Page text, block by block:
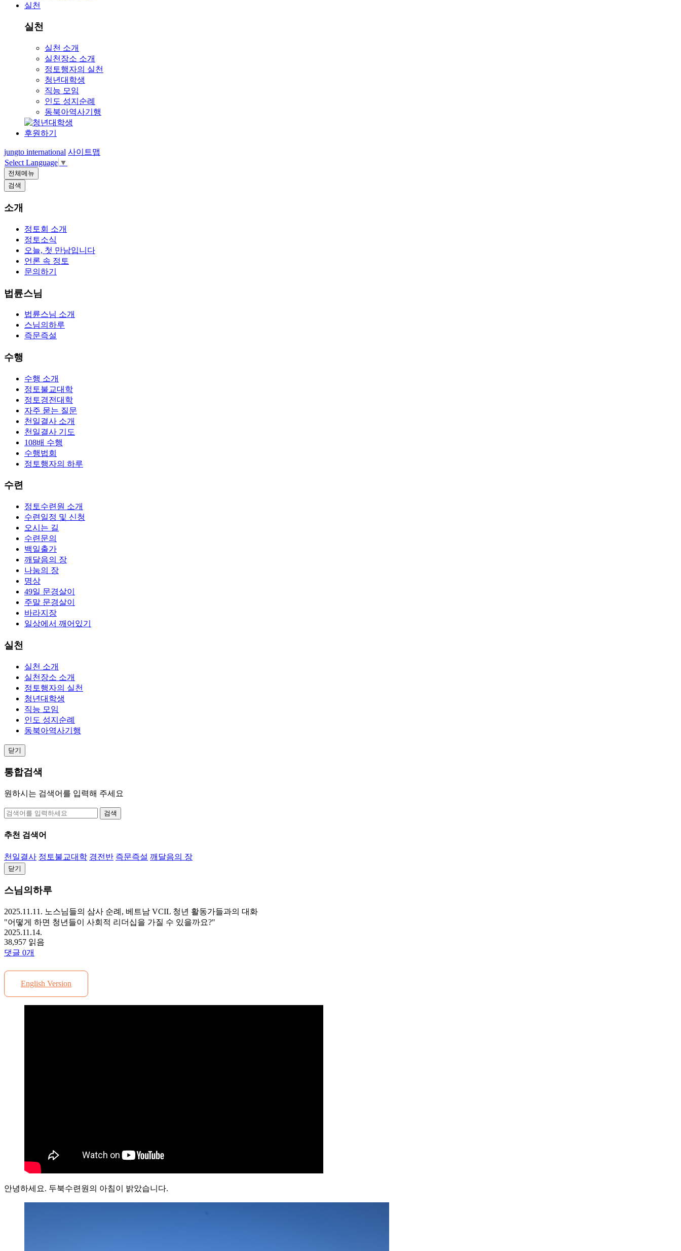
실천
실천
실천 소개
실천장소 소개
정토행자의 실천
청년대학생
직능 모임
인도 성지순례
동북아역사기행
후원하기
jungto international 사이트맵
Select Language ▼
전체메뉴
검색
소개
정토회 소개
정토소식
오늘, 첫 만남입니다
언론 속 정토
문의하기
법륜스님
법륜스님 소개
스님의하루
즉문즉설
수행
수행 소개
정토불교대학
정토경전대학
자주 묻는 질문
천일결사 소개
천일결사 기도
108배 수행
수행법회
정토행자의 하루
수련
정토수련원 소개
수련일정 및 신청
오시는 길
수련문의
백일출가
깨달음의 장
나눔의 장
명상
49일 문경살이
주말 문경살이
바라지장
일상에서 깨어있기
실천
실천 소개
실천장소 소개
정토행자의 실천
청년대학생
직능 모임
인도 성지순례
동북아역사기행
닫기
통합검색
원하시는 검색어를 입력해 주세요
검색
추천 검색어
천일결사 정토불교대학 경전반 즉문즉설 깨달음의 장
닫기
스님의하루
2025.11.11. 노스님들의 삼사 순례, 베트남 VCIL 청년 활동가들과의 대화
"어떻게 하면 청년들이 사회적 리더십을 가질 수 있을까요?"
2025.11.14.
38,957 읽음
댓글 0개
English Version
안녕하세요. 두북수련원의 아침이 밝았습니다.